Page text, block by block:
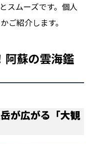
スムーズです。個人
ご紹介します。
阿蘇の雲海鑑
が広がる「大観